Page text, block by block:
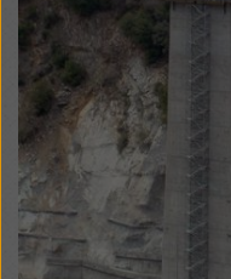
legales efectivos
las cookies que
clic en «Rechazar» o
cookieshaciendo clic
la parte inferior de
casillas de
revocar su
efecto futuro y sin
configuración de
sitio web.